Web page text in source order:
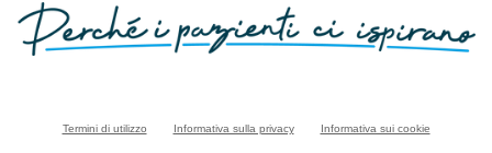
Termini di utilizzo Informativa sulla privacy Informativa sui cookie